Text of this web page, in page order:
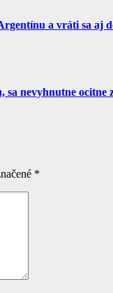
a vráti sa aj
sa nevyhnutne
*